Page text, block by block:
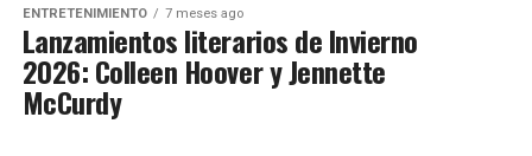
ENTRETENIMIENTO 7 meses ago
Lanzamientos literarios de Invierno
2026: Colleen Hoover y Jennette
McCurdy